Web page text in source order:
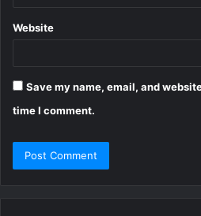
Website
Save my name, email, and
time I comment.